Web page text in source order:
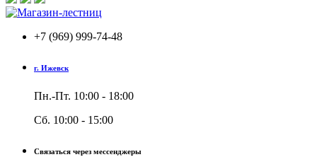
+7 (969) 999-74-48
г. Ижевск
Пн.-Пт. 10:00 - 18:00
Сб. 10:00 - 15:00
Связаться через мессенджеры